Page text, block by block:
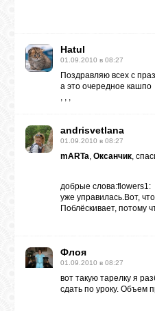
Hatul
01.09.2010 в 08:27
Поздравляю всех с
а это очередное кашпо
, , ,
andrisvetlana
01.09.2010 в 08:27
mARTa, Оксанчик,
добрые слова:flowers1:
уже управилась.Вот,
Поблёскивает, потому
Флоя
01.09.2010 в 08:27
вот такую тарелку я
сдать по уроку. Объем